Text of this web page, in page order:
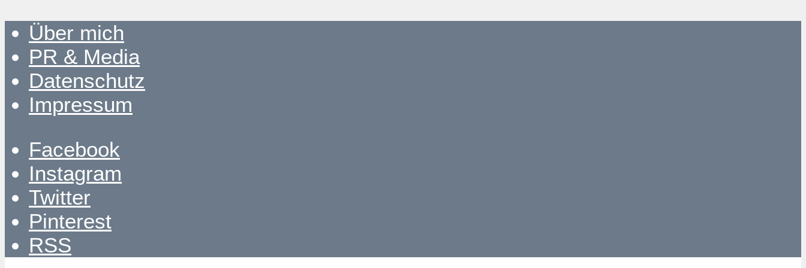
Über mich
PR & Media
Datenschutz
Impressum
Facebook
Instagram
Twitter
Pinterest
RSS